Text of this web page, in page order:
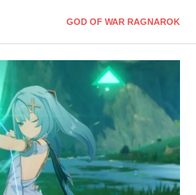
GOD OF WAR RAGNAROK